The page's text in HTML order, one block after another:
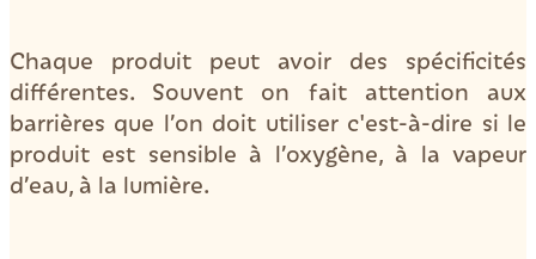
Chaque produit peut avoir des spécificités
différentes. Souvent on fait attention aux
barrières que l’on doit utiliser c'est-à-dire si le
produit est sensible à l’oxygène, à la vapeur
d’eau, à la lumière.